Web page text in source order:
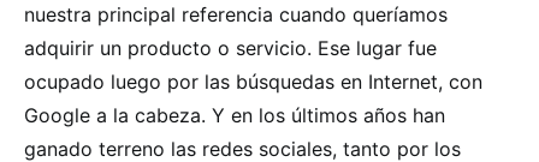
nuestra principal referencia cuando queríamos
adquirir un producto o servicio. Ese lugar fue
ocupado luego por las búsquedas en Internet, con
Google a la cabeza. Y en los últimos años han
ganado terreno las redes sociales, tanto por los